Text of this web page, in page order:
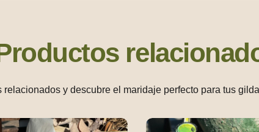
y descubre el maridaje perfecto para tus